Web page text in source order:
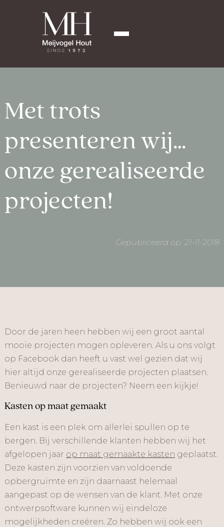
Met trots
presenteren wij…
onze gerealiseerde
projecten!
Gepubliceerd op: 21-11-2018
Door de jaren heen hebben wij een groot aantal
mooie projecten mogen opleveren. Als u ons volgt
op Facebook dan heeft u vast wel gezien dat wij
hier altijd onze gerealiseerde projecten plaatsen.
Benieuwd naar de projecten? Neem een kijkje!
Kasten op maat gemaakt
Een kast is een plek om allerlei spullen op te
bergen. Bij verschillende klanten hebben wij het
afgelopen jaar op maat gemaakte kasten geplaatst.
Deze kasten zijn voorzien van voldoende
opbergruimte en zijn daarnaast helemaal
aangepast op de wensen van de klant. Met onze
ontwerpsoftware kunnen wij eindeloze
mogelijkheden creëren. Zo hebben wij ook een